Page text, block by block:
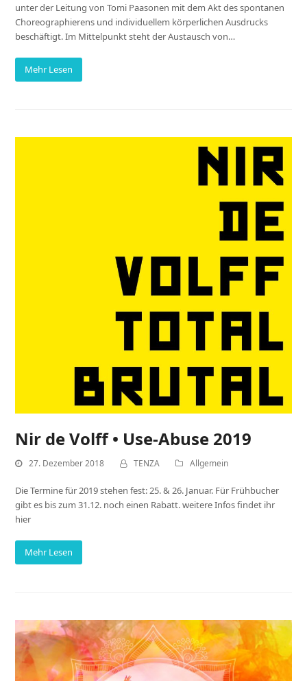
unter der Leitung von Tomi Paasonen mit dem Akt des spontanen
Choreographierens und individuellem körperlichen Ausdrucks
beschäftigt. Im Mittelpunkt steht der Austausch von…
Mehr Lesen
Nir de Volff • Use-Abuse 2019
27. Dezember 2018 TENZA Allgemein
Die Termine für 2019 stehen fest: 25. & 26. Januar. Für Frühbucher
gibt es bis zum 31.12. noch einen Rabatt. weitere Infos findet ihr
hier
Mehr Lesen